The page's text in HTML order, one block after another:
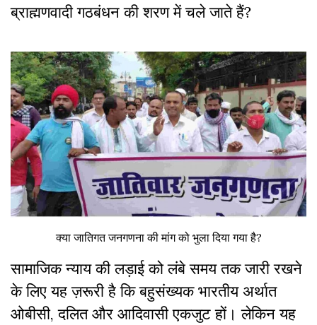
ब्राह्मणवादी गठबंधन की शरण में चले जाते हैं?
क्या जातिगत जनगणना की मांग को भुला दिया गया है?
सामाजिक न्याय की लड़ाई को लंबे समय तक जारी रखने
के लिए यह ज़रूरी है कि बहुसंख्यक भारतीय अर्थात
ओबीसी, दलित और आदिवासी एकजुट हों। लेकिन यह